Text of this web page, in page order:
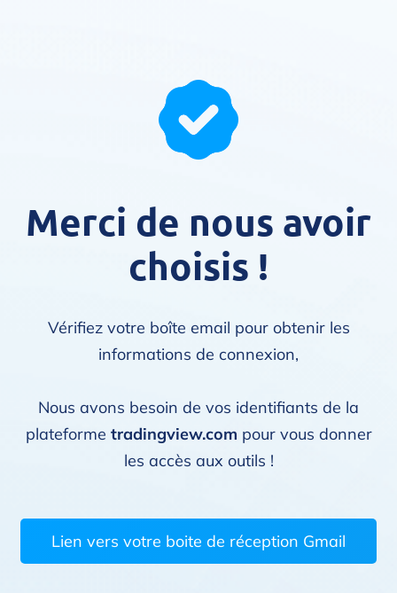
Merci de nous avoir
choisis !
Vérifiez votre boîte email pour obtenir les
informations de connexion,
Nous avons besoin de vos identifiants de la
plateforme tradingview.com pour vous donner
les accès aux outils !
Lien vers votre boite de réception Gmail